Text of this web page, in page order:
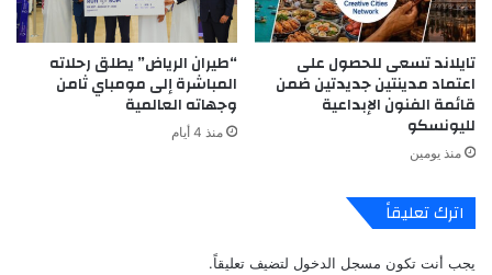
تايلاند تسعى للحصول على
اعتماد مدينتين جديدتين ضمن
قائمة الفنون الإبداعية
لليونسكو
منذ يومين
“طيران الرياض” يطلق رحلاته
المباشرة إلى مومباي ثامن
وجهاته العالمية
منذ 4 أيام
اترك تعليقاً
يجب أنت تكون مسجل الدخول لتضيف تعليقاً.